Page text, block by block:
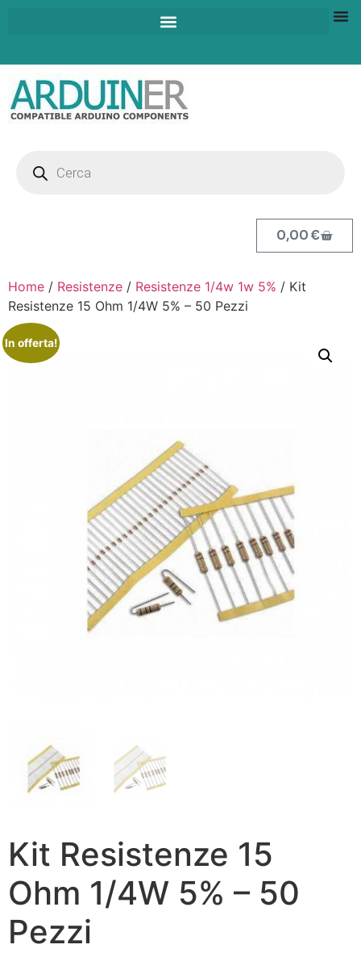
0,00€
Home / Resistenze / Resistenze 1/4w 1w 5% / Kit
Resistenze 15 Ohm 1/4W 5% – 50 Pezzi
In offerta!
Kit Resistenze 15
Ohm 1/4W 5% – 50
Pezzi